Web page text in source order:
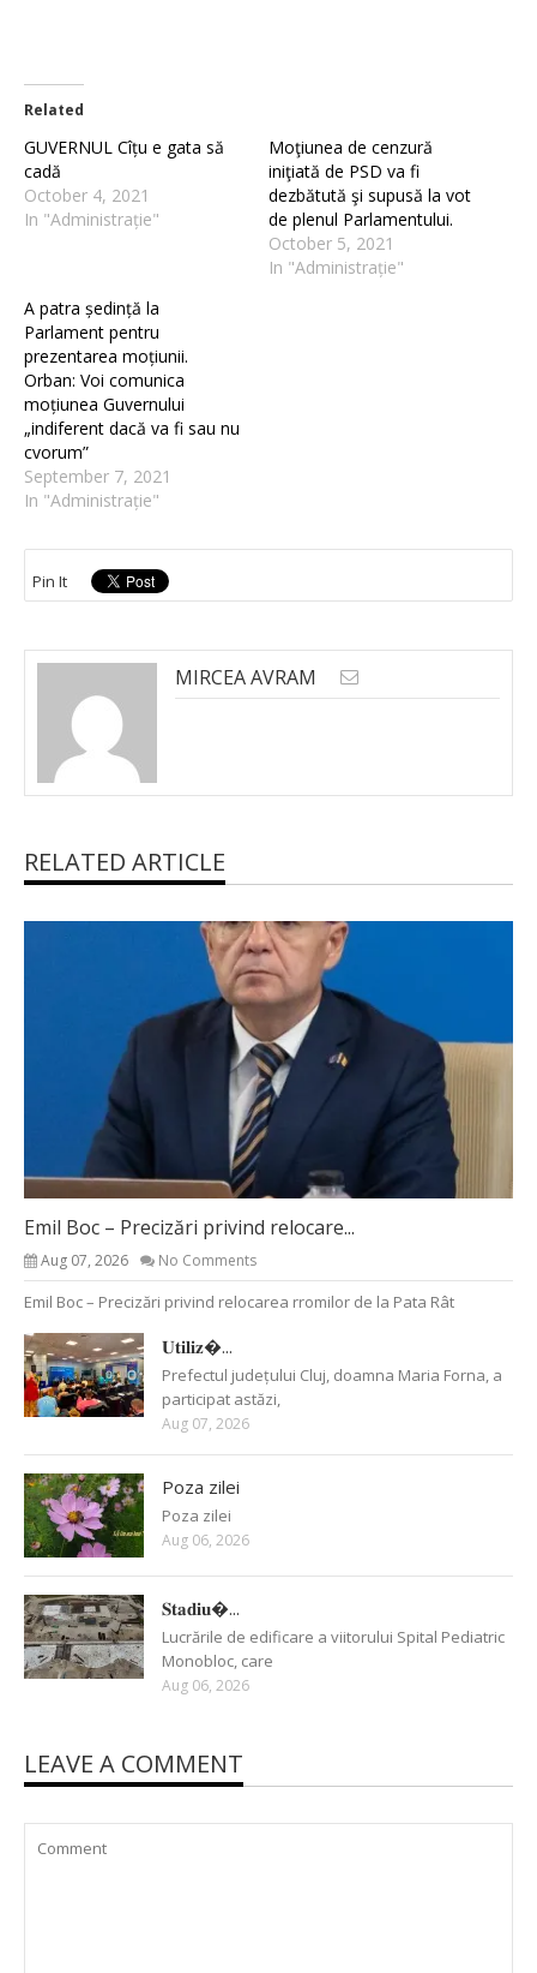
Related
GUVERNUL Cîțu e gata să
cadă
October 4, 2021
In "Administrație"
Moţiunea de cenzură
iniţiată de PSD va fi
dezbătută şi supusă la vot
de plenul Parlamentului.
October 5, 2021
In "Administrație"
A patra ședință la
Parlament pentru
prezentarea moțiunii.
Orban: Voi comunica
moțiunea Guvernului
„indiferent dacă va fi sau nu
cvorum”
September 7, 2021
In "Administrație"
Pin It
MIRCEA AVRAM
RELATED ARTICLE
Emil Boc – Precizări privind relocare...
Aug 07, 2026 No Comments
Emil Boc – Precizări privind relocarea rromilor de la Pata Rât
𝐔𝐭𝐢𝐥𝐢𝐳�...
Prefectul județului Cluj, doamna Maria Forna, a
participat astăzi,
Aug 07, 2026
Poza zilei
Poza zilei
Aug 06, 2026
𝐒𝐭𝐚𝐝𝐢𝐮�...
Lucrările de edificare a viitorului Spital Pediatric
Monobloc, care
Aug 06, 2026
LEAVE A COMMENT